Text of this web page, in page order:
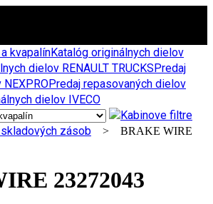
kvapalínKatalóg originálnych dielov
dielov RENAULT TRUCKSPredaj
Predaj repasovaných dielov
dielov IVECO
zásob > BRAKE WIRE
23272043